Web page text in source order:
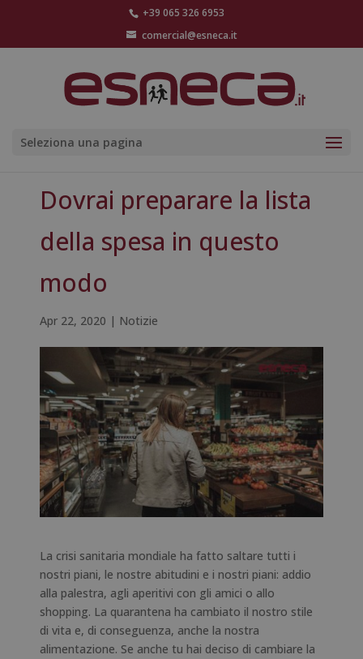
+39 065 326 6953
comercial@esneca.it
Seleziona una pagina
Dovrai preparare la lista
della spesa in questo
modo
Apr 22, 2020 | Notizie
La crisi sanitaria mondiale ha fatto saltare tutti i
nostri piani, le nostre abitudini e i nostri piani: addio
alla palestra, agli aperitivi con gli amici o allo
shopping. La quarantena ha cambiato il nostro stile
di vita e, di conseguenza, anche la nostra
alimentazione. Se anche tu hai deciso di cambiare la